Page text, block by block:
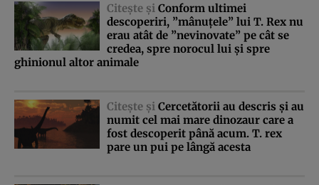
Citeşte şi Conform ultimei
descoperiri, ”mânuţele” lui T. Rex nu
erau atât de ”nevinovate” pe cât se
credea, spre norocul lui şi spre
ghinionul altor animale
Citeşte şi Cercetătorii au descris şi au
numit cel mai mare dinozaur care a
fost descoperit până acum. T. rex
pare un pui pe lângă acesta